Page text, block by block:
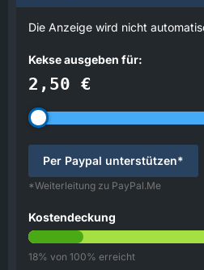
Die Anzeige wird nicht
Kekse ausgeben für:
2,50 €
Per Paypal unterstützen*
*Weiterleitung zu PayPal.Me
Kostendeckung
18% von 100% erreicht